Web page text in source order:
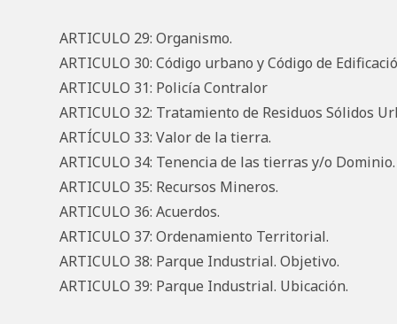
ARTICULO 29: Organismo.
ARTICULO 30: Código urbano y Código de
ARTICULO 31: Policía Contralor
ARTICULO 32: Tratamiento de Residuos Sólidos
ARTÍCULO 33: Valor de la tierra.
ARTICULO 34: Tenencia de las tierras y/o Dominio.
ARTICULO 35: Recursos Mineros.
ARTICULO 36: Acuerdos.
ARTICULO 37: Ordenamiento Territorial.
ARTICULO 38: Parque Industrial. Objetivo.
ARTICULO 39: Parque Industrial. Ubicación.